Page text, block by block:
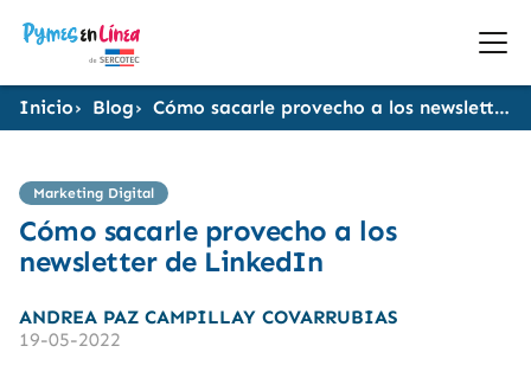
Inicio Blog Cómo sacarle provecho a los newsletter de LinkedIn
Marketing Digital
Cómo sacarle provecho a los
newsletter de LinkedIn
ANDREA PAZ CAMPILLAY COVARRUBIAS
19-05-2022